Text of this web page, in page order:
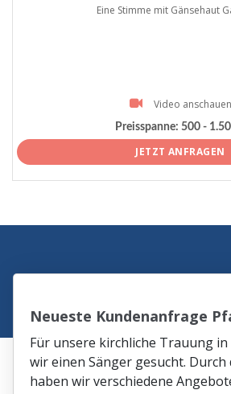
Eine Stimme mit Gänsehaut
Video anschauen
Preisspanne: 500 -
JETZT ANFRAGEN
Neueste Kundenanfrage
Für unsere kirchliche Trauung
wir einen Sänger gesucht. Durch
haben wir verschiedene